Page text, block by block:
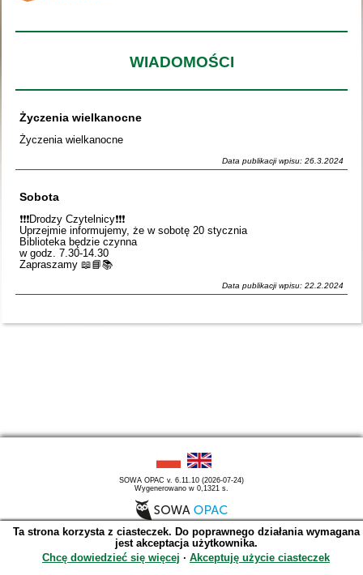
WIADOMOŚCI
Życzenia wielkanocne
Życzenia wielkanocne
Data publikacji wpisu: 26.3.2024
Sobota
❗️❗️❗️Drodzy Czytelnicy❗️❗️❗️
Uprzejmie informujemy, że w sobotę 20 stycznia
Biblioteka będzie czynna
w godz. 7.30-14.30
Zapraszamy 📖📘📚
Data publikacji wpisu: 22.2.2024
SOWA OPAC v. 6.11.10 (2026-07-24)
Wygenerowano w 0,1321 s.
Ta strona korzysta z ciasteczek. Do poprawnego działania wymagana
jest akceptacja użytkownika.
Chcę dowiedzieć się więcej ∙ Akceptuję użycie ciasteczek